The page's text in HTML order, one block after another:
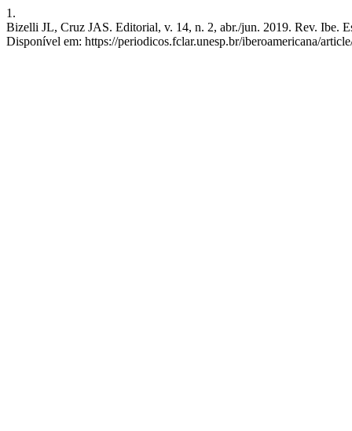
1.
Bizelli JL, Cruz JAS. Editorial, v. 14, n. 2, abr./jun. 2019. Rev. Ibe.
Disponível em: https://periodicos.fclar.unesp.br/iberoamericana/